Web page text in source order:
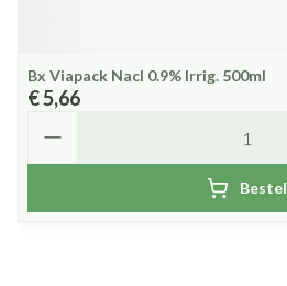
Bx Viapack Nacl 0.9% Irrig. 500ml
€ 5,66
Bestel